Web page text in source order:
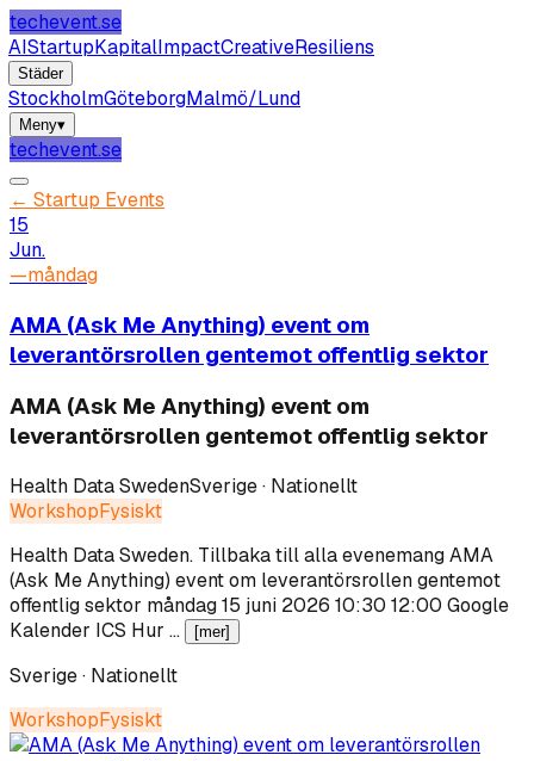
techevent.se
AIStartupKapitalImpactCreativeResiliens
Städer
StockholmGöteborgMalmö/Lund
Meny▾
techevent.se
← Startup Events
15
Jun.
—måndag
AMA (Ask Me Anything) event om
leverantörsrollen gentemot offentlig sektor
AMA (Ask Me Anything) event om
leverantörsrollen gentemot offentlig sektor
Health Data SwedenSverige · Nationellt
WorkshopFysiskt
Health Data Sweden. Tillbaka till alla evenemang AMA
(Ask Me Anything) event om leverantörsrollen gentemot
offentlig sektor måndag 15 juni 2026 10:30 12:00 Google
Kalender ICS Hur …
[mer]
Sverige · Nationellt
WorkshopFysiskt